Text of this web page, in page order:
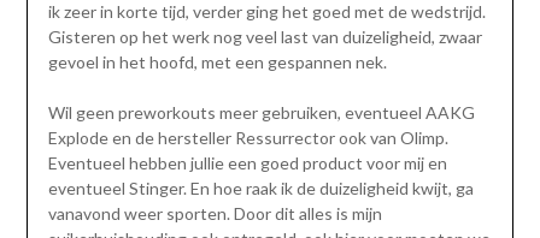
ik zeer in korte tijd, verder ging het goed met de wedstrijd.
Gisteren op het werk nog veel last van duizeligheid, zwaar
gevoel in het hoofd, met een gespannen nek.
Wil geen preworkouts meer gebruiken, eventueel AAKG
Explode en de hersteller Ressurrector ook van Olimp.
Eventueel hebben jullie een goed product voor mij en
eventueel Stinger. En hoe raak ik de duizeligheid kwijt, ga
vanavond weer sporten. Door dit alles is mijn